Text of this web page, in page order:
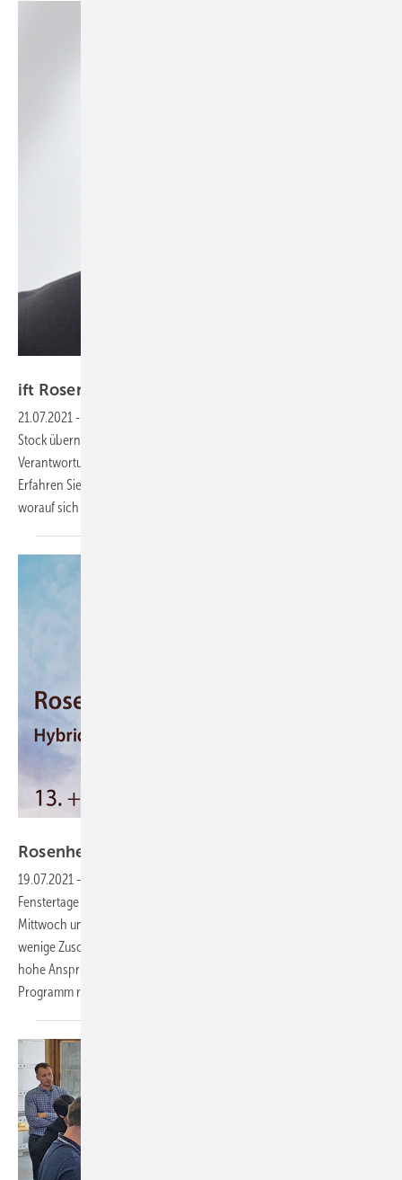
ift Rosenheim erweitert
21.07.2021 -
Stock übernimmt die technische Geschäftsführung und damit die
Verantwortung für die Prüfungen und technische Dienstleistungen.
Erfahren Sie, warum diese Anpassung nötig geworden war und
worauf sich der Institutsleiter jetzt fokussieren
Rosenheimer Fenstertage: Diesmal ganz
19.07.2021 -
Fenstertage im Oktober 2021: Erstmalig findet der Branchentreff am
Mittwoch und Donnerstag statt und erstmals werden bewusst nur
wenige Zuschauer in Rosenheim erwartet. Was aber bleibt ist der
hohe Anspruch der Wissensvermittlung. Wir haben für Sie in das
Programm reingeschaut.